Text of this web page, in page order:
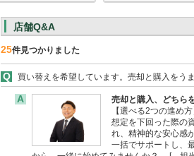
店舗Q&A
25件見つかりました
Q 買い替えを希望しています。売却と購入をう
A
売却と購入、どちら
【選べる2つの進め
想定を下回った際の
れ、精神的な安心感
一括でサポートし、